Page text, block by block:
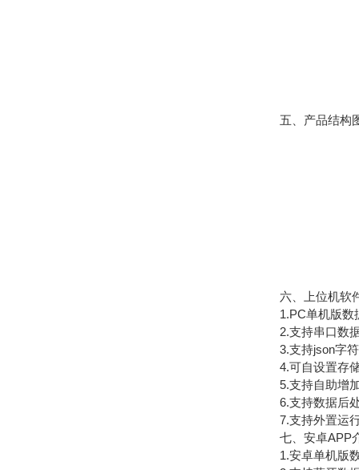
五、产品结构
六、上位机软
1.PC单机版数
2.支持串口数据
3.支持json字符
4.可自设置存储
5.支持自助增加
6.支持数据后
7.支持外置运行
七、安卓APP
1.安卓单机版数